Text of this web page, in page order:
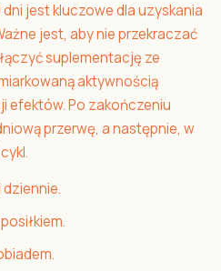
jest kluczowe dla uzyskania
jest, aby nie przekraczać
suplementację ze
aktywnością
efektów. Po zakończeniu
przerwę, a następnie, w
dziennie.